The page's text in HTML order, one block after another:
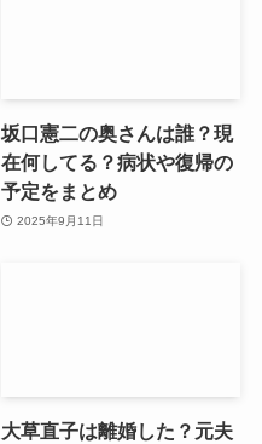
坂口憲二の奥さんは誰？現
在何してる？病状や復帰の
予定をまとめ
2025年9月11日
大草直子は離婚した？元夫